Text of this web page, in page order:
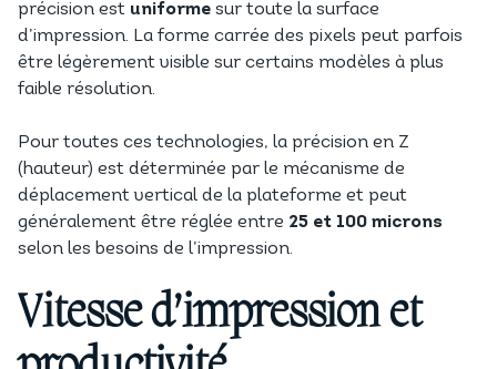
précision est uniforme sur toute la surface
d’impression. La forme carrée des pixels peut parfois
être légèrement visible sur certains modèles à plus
faible résolution.
Pour toutes ces technologies, la précision en Z
(hauteur) est déterminée par le mécanisme de
déplacement vertical de la plateforme et peut
généralement être réglée entre 25 et 100 microns
selon les besoins de l’impression.
Vitesse d’impression et